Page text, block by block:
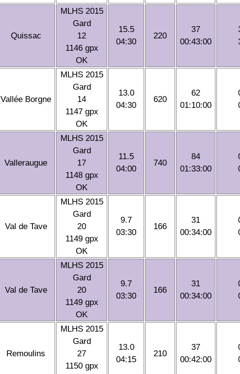
Quissac
MLHS 2015
Gard
12
1146 gpx
OK
15.5
04:30
220
37
00:43:00
Vallée Borgne
MLHS 2015
Gard
14
1147 gpx
OK
13.0
04:30
620
62
01:10:00
Valleraugue
MLHS 2015
Gard
17
1148 gpx
OK
11.5
04:00
740
84
01:33:00
Val de Tave
MLHS 2015
Gard
20
1149 gpx
OK
9.7
03:30
166
31
00:34:00
Val de Tave
MLHS 2015
Gard
20
1149 gpx
OK
9.7
03:30
166
31
00:34:00
Remoulins
MLHS 2015
Gard
27
1150 gpx
13.0
04:15
210
37
00:42:00